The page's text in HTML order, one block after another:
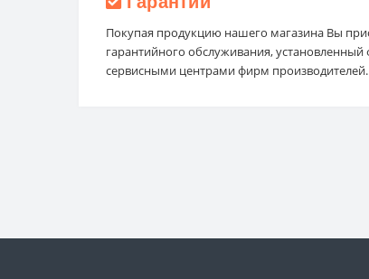
Покупая продукцию нашего магазина Вы
гарантийного обслуживания,
сервисными центрами фирм производителей.